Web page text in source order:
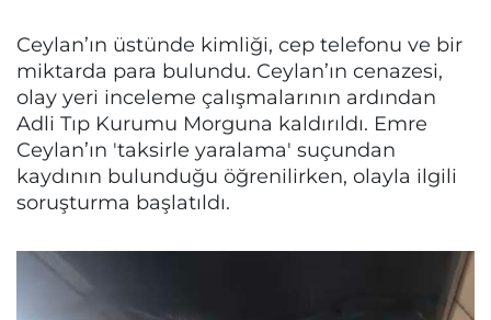
Ceylan’ın üstünde kimliği, cep telefonu ve bir
miktarda para bulundu. Ceylan’ın cenazesi,
olay yeri inceleme çalışmalarının ardından
Adli Tıp Kurumu Morguna kaldırıldı. Emre
Ceylan’ın 'taksirle yaralama' suçundan
kaydının bulunduğu öğrenilirken, olayla ilgili
soruşturma başlatıldı.